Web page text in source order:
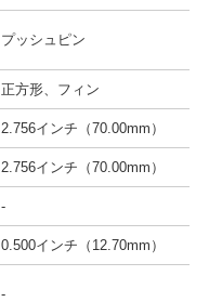
プッシュピン
正方形、フィン
2.756インチ（70.00mm）
2.756インチ（70.00mm）
-
0.500インチ（12.70mm）
-